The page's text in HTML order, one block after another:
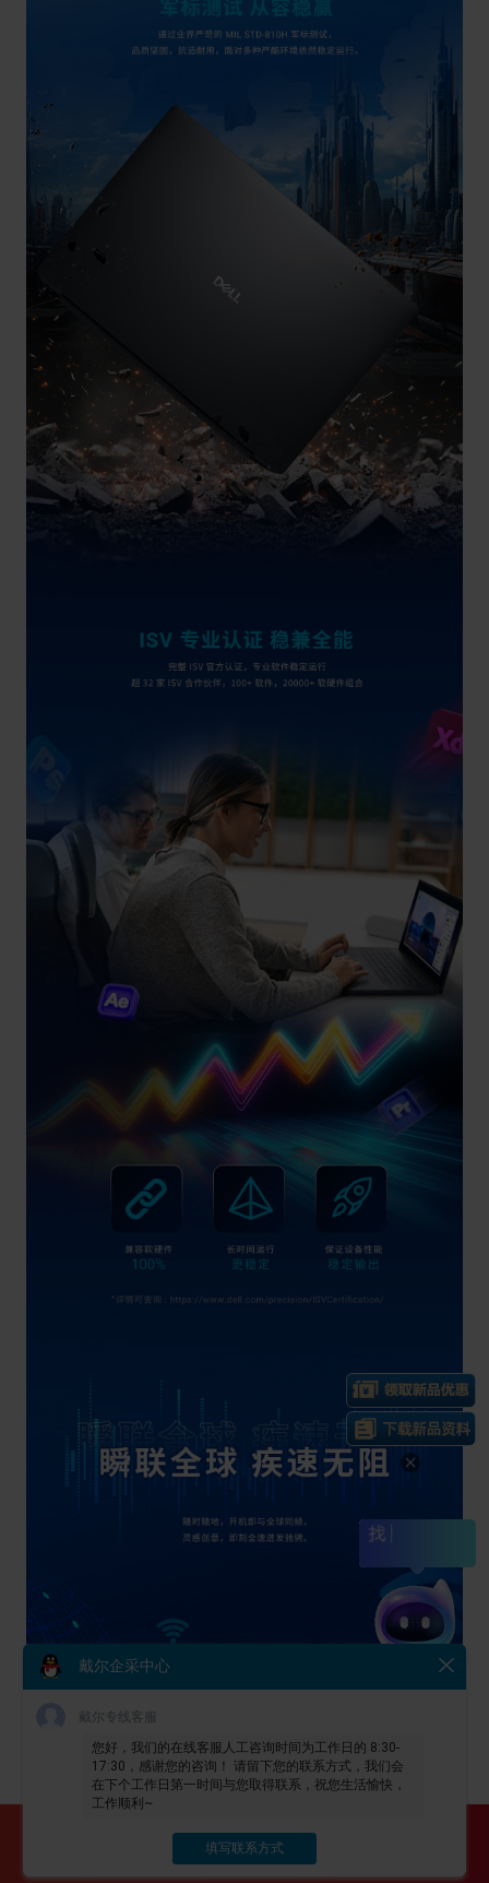
一键生成报价单
销售即刻与您联系
戴尔企采中心
戴尔专线客服
您好，我们的在线客服人工咨询时间为工作日的 8:30-
17:30，感谢您的咨询！ 请留下您的联系方式，我们会
在下个工作日第一时间与您取得联系，祝您生活愉快，
工作顺利~
填写联系方式